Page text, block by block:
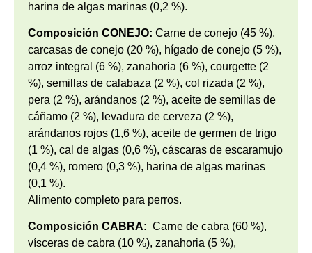
harina de algas marinas (0,2 %).
Composición CONEJO: Carne de conejo (45 %),
carcasas de conejo (20 %), hígado de conejo (5 %),
arroz integral (6 %), zanahoria (6 %), courgette (2
%), semillas de calabaza (2 %), col rizada (2 %),
pera (2 %), arándanos (2 %), aceite de semillas de
cáñamo (2 %), levadura de cerveza (2 %),
arándanos rojos (1,6 %), aceite de germen de trigo
(1 %), cal de algas (0,6 %), cáscaras de escaramujo
(0,4 %), romero (0,3 %), harina de algas marinas
(0,1 %).
Alimento completo para perros.
Composición CABRA: Carne de cabra (60 %),
vísceras de cabra (10 %), zanahoria (5 %),